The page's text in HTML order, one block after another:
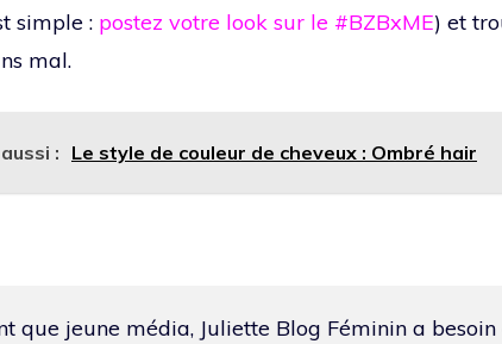
simple : postez votre look sur le #BZBxME) et
mal.
: Le style de couleur de cheveux : Ombré hair
que jeune média, Juliette Blog Féminin a